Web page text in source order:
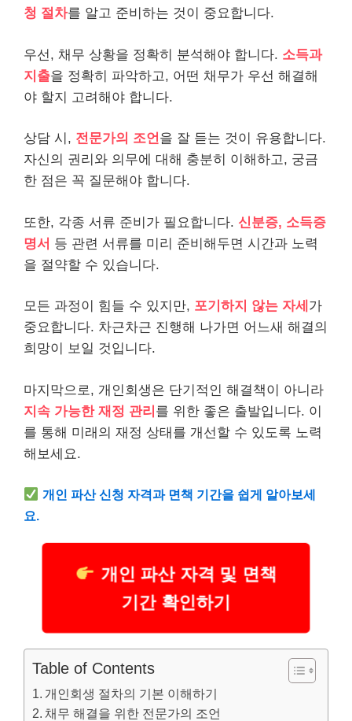
청 절차를 알고 준비하는 것이 중요합니다.
우선, 채무 상황을 정확히 분석해야 합니다. 소득과
지출을 정확히 파악하고, 어떤 채무가 우선 해결해
야 할지 고려해야 합니다.
상담 시, 전문가의 조언을 잘 듣는 것이 유용합니다.
자신의 권리와 의무에 대해 충분히 이해하고, 궁금
한 점은 꼭 질문해야 합니다.
또한, 각종 서류 준비가 필요합니다. 신분증, 소득증
명서 등 관련 서류를 미리 준비해두면 시간과 노력
을 절약할 수 있습니다.
모든 과정이 힘들 수 있지만, 포기하지 않는 자세 가
중요합니다. 차근차근 진행해 나가면 어느새 해결의
희망이 보일 것입니다.
마지막으로, 개인회생은 단기적인 해결책이 아니라
지속 가능한 재정 관리 를 위한 좋은 출발입니다. 이
를 통해 미래의 재정 상태를 개선할 수 있도록 노력
해보세요.
개인 파산 신청 자격과 면책 기간을 쉽게 알아보세
요.
개인 파산 자격 및 면책
기간 확인하기
Table of Contents
개인회생 절차의 기본 이해하기
채무 해결을 위한 전문가의 조언